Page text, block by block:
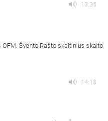
13:35
Švento Rašto skaitinius skaito
14:18